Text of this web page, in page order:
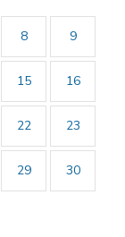
8 9
15 16
22 23
29 30